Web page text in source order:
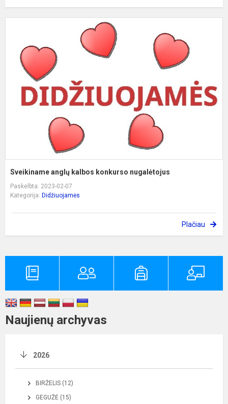
Sveikiname anglų kalbos konkurso nugalėtojus
Paskelbta: 2023-02-07
Kategorija: Didžiuojamės
Plačiau
Naujienų archyvas
2026
BIRŽELIS (12)
GEGUŽĖ (15)